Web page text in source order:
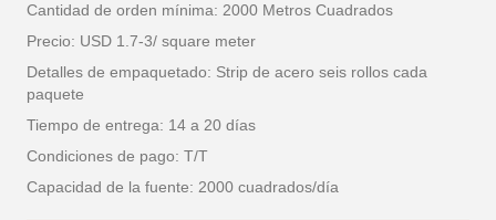
Cantidad de orden mínima: 2000 Metros Cuadrados
Precio: USD 1.7-3/ square meter
Detalles de empaquetado: Strip de acero seis rollos cada
paquete
Tiempo de entrega: 14 a 20 días
Condiciones de pago: T/T
Capacidad de la fuente: 2000 cuadrados/día